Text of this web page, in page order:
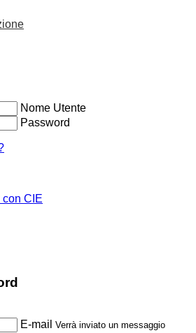
Nome Utente
Password
con CIE
E-mail Verrà inviato un messaggio